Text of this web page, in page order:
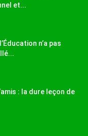
et...
n’a pas
: la dure leçon de